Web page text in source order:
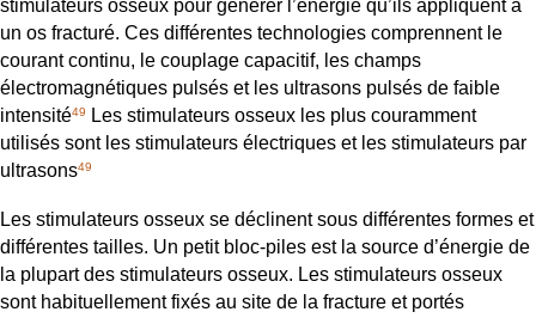
stimulateurs osseux pour générer l’énergie qu’ils appliquent à
un os fracturé. Ces différentes technologies comprennent le
courant continu, le couplage capacitif, les champs
électromagnétiques pulsés et les ultrasons pulsés de faible
intensité49
Les stimulateurs osseux les plus couramment
utilisés sont les stimulateurs électriques et les stimulateurs par
ultrasons49
Les stimulateurs osseux se déclinent sous différentes formes et
différentes tailles. Un petit bloc-piles est la source d’énergie de
la plupart des stimulateurs osseux. Les stimulateurs osseux
sont habituellement fixés au site de la fracture et portés